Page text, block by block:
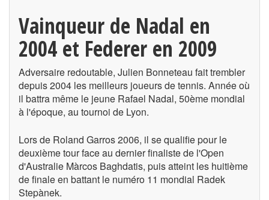
Vainqueur de Nadal en
2004 et Federer en 2009
Adversaire redoutable, Julien Bonneteau fait trembler
depuis 2004 les meilleurs joueurs de tennis. Année où
il battra même le jeune Rafael Nadal, 50ème mondial
à l'époque, au tournoi de Lyon.
Lors de Roland Garros 2006, il se qualifie pour le
deuxième tour face au dernier finaliste de l'Open
d'Australie Màrcos Baghdatis, puis atteint les huitième
de finale en battant le numéro 11 mondial Radek
Stepànek.